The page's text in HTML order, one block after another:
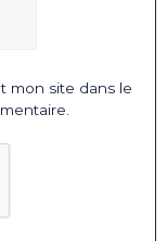
mon site dans le